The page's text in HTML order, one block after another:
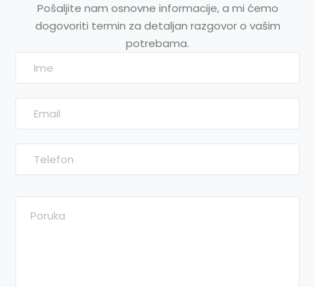
Pošaljite nam osnovne informacije, a mi ćemo
dogovoriti termin za detaljan razgovor o vašim
potrebama.